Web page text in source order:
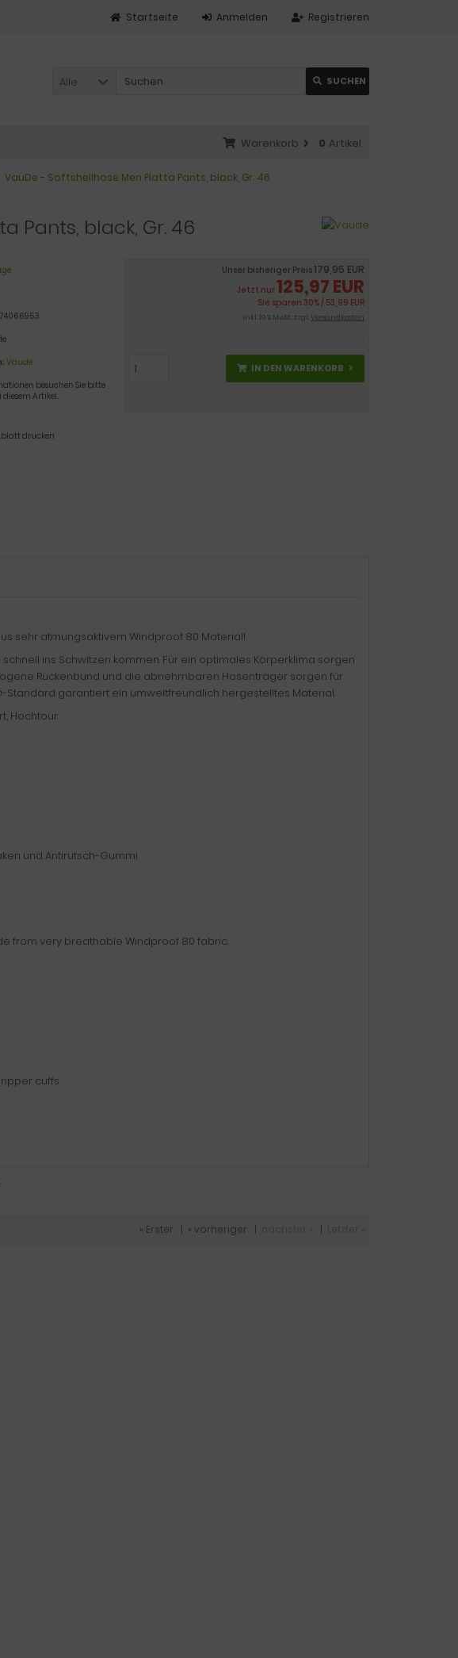
Registrieren
Anmelden
Startseite
Alle SUCHEN
Warenkorb 0 Artikel
VauDe - Softshellhose Men Platta Pants, black, Gr. 46
Pants, black, Gr. 46
Unser bisheriger Preis179,95 EUR
Jetzt nur125,97 EUR
Sie sparen 30% / 53,99 EUR
inkl. 19 % MwSt. zzgl.Versandkosten
IN DEN WARENKORB
Vaude
besuchen Sie bitte
Artikel.
drucken
sehr atmungsaktivem Windproof 80 Material!
ins Schwitzen kommen. Für ein optimales Körperklima sorgen
Rückenbund und die abnehmbaren Hosenträger sorgen für
Standard garantiert ein umweltfreundlich hergestelltes Material.
Hochtour
und Antirutsch-Gummi
from very breathable Windproof 80 fabric.
cuffs
« Erster « vorheriger